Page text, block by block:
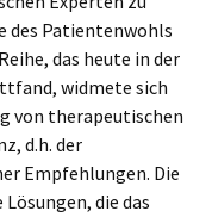
des Patientenwohls
das heute in der
widmete sich
von therapeutischen
d.h. der
Empfehlungen. Die
die das